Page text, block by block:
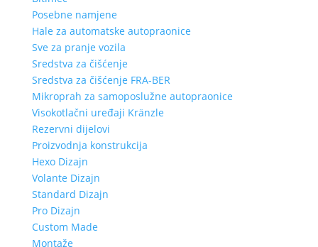
Posebne namjene
Hale za automatske autopraonice
Sve za pranje vozila
Sredstva za čišćenje
Sredstva za čišćenje FRA-BER
Mikroprah za samoposlužne autopraonice
Visokotlačni uređaji Kränzle
Rezervni dijelovi
Proizvodnja konstrukcija
Hexo Dizajn
Volante Dizajn
Standard Dizajn
Pro Dizajn
Custom Made
Montaže